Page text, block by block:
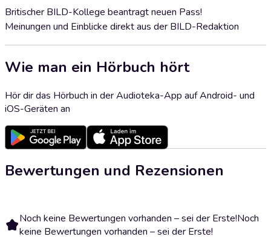
Britischer BILD-Kollege beantragt neuen Pass!
Meinungen und Einblicke direkt aus der BILD-Redaktion
Wie man ein Hörbuch hört
Hör dir das Hörbuch in der Audioteka-App auf Android- und
iOS-Geräten an
Bewertungen und Rezensionen
Noch keine Bewertungen vorhanden – sei der Erste!Noch
keine Bewertungen vorhanden – sei der Erste!